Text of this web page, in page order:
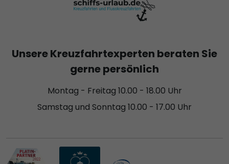
Unsere Kreuzfahrtexperten beraten Sie
gerne persönlich
Montag - Freitag 10.00 - 18.00 Uhr
Samstag und Sonntag 10.00 - 17.00 Uhr